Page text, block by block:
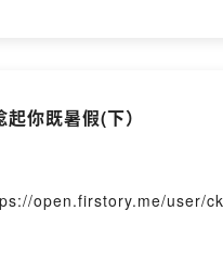
你既暑假(下）
open.firstory.me/